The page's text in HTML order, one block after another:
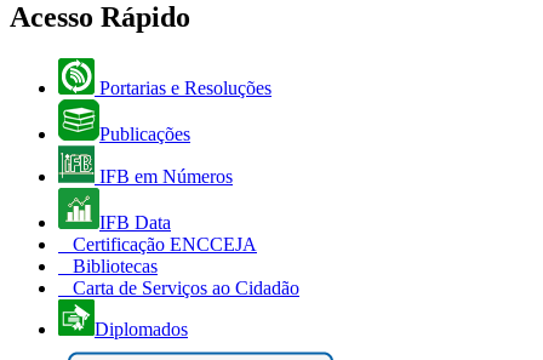
Acesso Rápido
Portarias e Resoluções
Publicações
IFB em Números
IFB Data
Certificação ENCCEJA
Bibliotecas
Carta de Serviços ao Cidadão
Diplomados